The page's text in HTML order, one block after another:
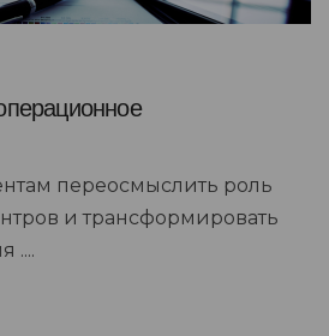
переосмыслить роль
и трансформировать
....